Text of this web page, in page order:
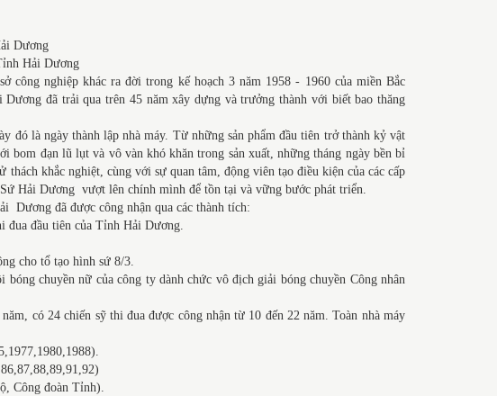
Dương
Hải Dương
công nghiệp khác ra đời trong kế hoạch 3 năm 1958 - 1960 của miền Bắc
đã trải qua trên 45 năm xây dựng và trưởng thành với biết bao thăng
đó là ngày thành lập nhà máy. Từ những sản phẩm đầu tiên trở thành kỷ vật
bom đạn lũ lụt và vô vàn khó khăn trong sản xuất, những tháng ngày bền bỉ
khắc nghiệt, cùng với sự quan tâm, động viên tạo điều kiện của các cấp
Hải Dương vượt lên chính mình để tồn tại và vững bước phát triển.
Dương đã được công nhận qua các thành tích:
đua đầu tiên của Tỉnh Hải Dương.
cho tổ tạo hình sứ 8/3.
chuyền nữ của công ty dành chức vô địch giải bóng chuyền Công nhân
có 24 chiến sỹ thi đua được công nhận từ 10 đến 22 năm. Toàn nhà máy
Công đoàn Tỉnh).